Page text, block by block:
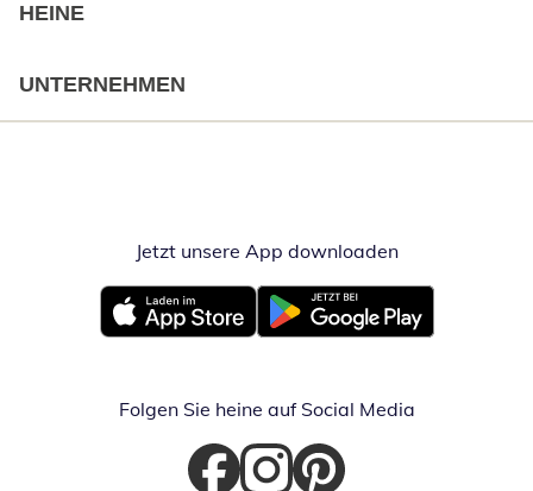
HEINE
UNTERNEHMEN
Jetzt unsere App downloadenÖffnet in
Öffnet in neuem FensterÖffnet in neuem Fenster
Folgen Sie heine auf Social Media